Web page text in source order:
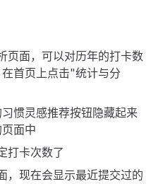
页面，可以对历年的打卡数
首页上点击"统计与分
惯灵感推荐按钮隐藏起来
面中
打卡次数了
，现在会显示最近提交过的